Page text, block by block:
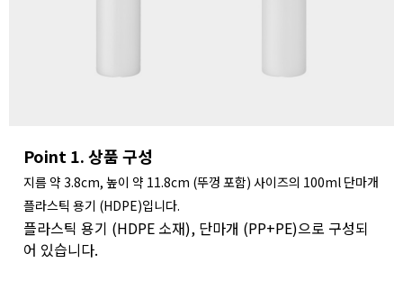
Point 1. 상품 구성
지름 약 3.8cm, 높이 약 11.8cm (뚜껑 포함) 사이즈의 100ml 단마개
플라스틱 용기 (HDPE)입니다.
플라스틱 용기 (HDPE 소재), 단마개 (PP+PE)으로 구성되
어 있습니다.